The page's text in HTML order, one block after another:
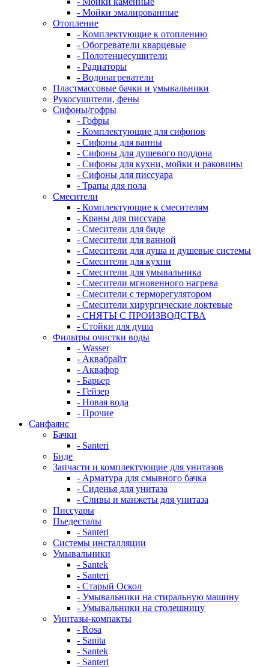
- Мойки эмалированные
Отопление
- Комплектующие к отоплению
- Обогреватели кварцевые
- Полотенцесушители
- Радиаторы
- Водонагреватели
Пластмассовые бачки и умывальники
Рукосушители, фены
Сифоны/гофры
- Гофры
- Комплектующие для сифонов
- Сифоны для ванны
- Сифоны для душевого поддона
- Сифоны для кухни, мойки и раковины
- Сифоны для писсуара
- Трапы для пола
Смесители
- Комплектующие к смесителям
- Краны для писсуара
- Смесители для биде
- Смесители для ванной
- Смесители для душа и душевые системы
- Смесители для кухни
- Смесители для умывальника
- Смесители мгновенного нагрева
- Смесители с терморегулятором
- Смесители хирургические локтевые
- СНЯТЫ С ПРОИЗВОДСТВА
- Стойки для душа
Фильтры очистки воды
- Wasser
- Аквабрайт
- Аквафор
- Барьер
- Гейзер
- Новая вода
- Прочие
Санфаянс
Бачки
- Santeri
Биде
Запчасти и комплектующие для унитазов
- Арматура для смывного бачка
- Сиденья для унитаза
- Сливы и манжеты для унитаза
Писсуары
Пьедесталы
- Santeri
Системы инсталляции
Умывальники
- Santek
- Santeri
- Старый Оскол
- Умывальники на стиральную машину
- Умывальники на столешницу
Унитазы-компакты
- Rosa
- Sanita
- Santek
- Santeri